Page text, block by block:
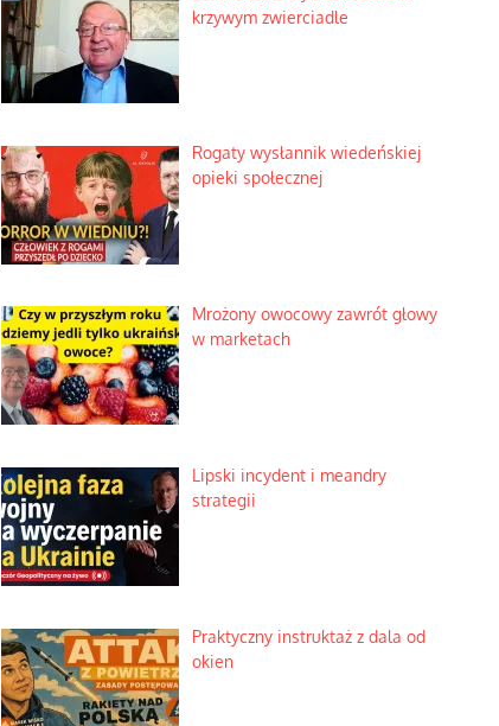
krzywym zwierciadle
Rogaty wysłannik wiedeńskiej
opieki społecznej
Mrożony owocowy zawrót głowy
w marketach
Lipski incydent i meandry
strategii
Praktyczny instruktaż z dala od
okien